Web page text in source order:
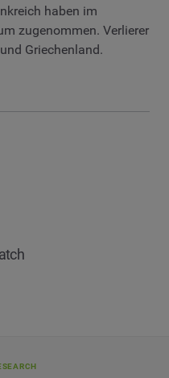
haben im
zugenommen. Verlierer
Griechenland.